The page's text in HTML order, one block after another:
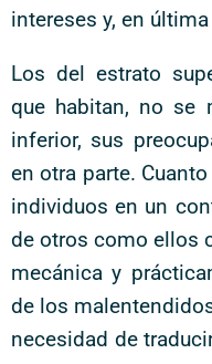
intereses y, en
Los del estrato
que habitan, no se
inferior, sus
en otra parte.
individuos en un
de otros como ellos
mecánica y
de los
necesidad de